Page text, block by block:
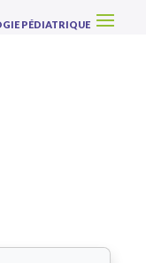
PÉDIATRIQUE